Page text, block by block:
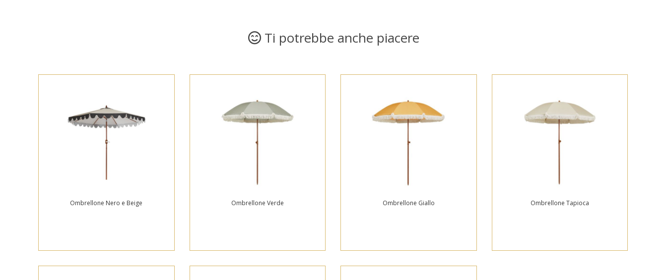
Ti potrebbe anche piacere
Ombrellone Nero e Beige Ombrellone Verde Ombrellone Giallo Ombrellone Tapioca